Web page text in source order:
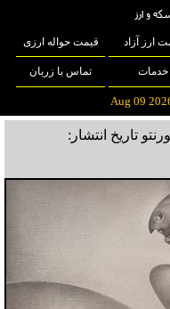
ارز آزاد قیمت حواله ارزی
خدمات تماس با زربان
تاریخ انتشار: